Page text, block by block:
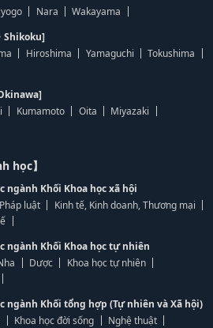
Nara
Wakayama
Shikoku]
Hiroshima Yamaguchi
Tokushima
Kumamoto Oita
Miyazaki
học】
ngành Khối Khoa học xã hội
Pháp luật
Kinh tế, Kinh doanh, Thương mại
ngành Khối Khoa học tự nhiên
Dược
Khoa học tự nhiên
ngành Khối tổng hợp (Tự nhiên và Xã hội)
Khoa học đời sống
Nghệ thuật